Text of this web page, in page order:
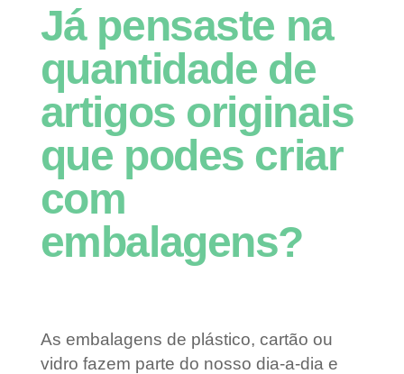
Já pensaste na
quantidade de
artigos originais
que podes criar
com
embalagens?
As embalagens de plástico, cartão ou
vidro fazem parte do nosso dia-a-dia e